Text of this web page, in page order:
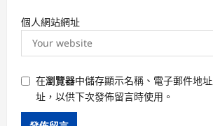
個人網站網址
在瀏覽器中儲存顯示名稱、電子郵件地
址，以供下次發佈留言時使用。